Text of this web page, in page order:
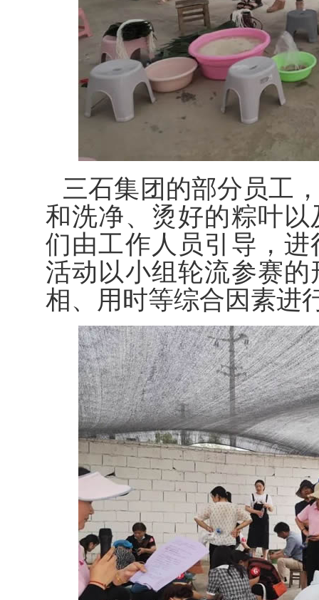
三石集团的部分员工
和洗净、烫好的粽叶
们由工作人员引导，
活动以小组轮流参赛
相、用时等综合因素进